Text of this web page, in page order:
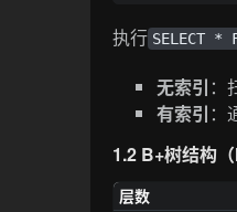
执行 SELECT *
无索引 ：
有索引 ：
1.2 B+树结构
层数